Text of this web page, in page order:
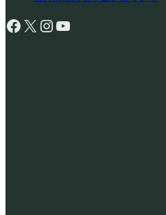
Facebook X Instagram YouTube